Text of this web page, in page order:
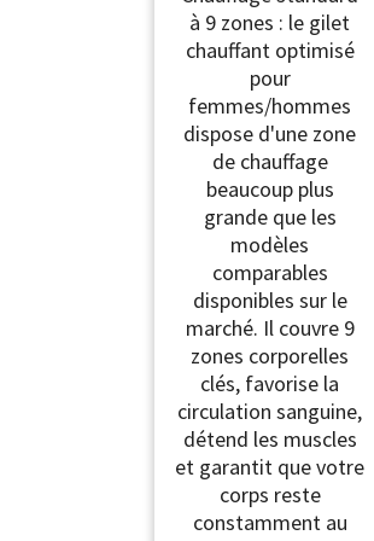
à 9 zones : le gilet
chauffant optimisé
pour
femmes/hommes
dispose d'une zone
de chauffage
beaucoup plus
grande que les
modèles
comparables
disponibles sur le
marché. Il couvre 9
zones corporelles
clés, favorise la
circulation sanguine,
détend les muscles
et garantit que votre
corps reste
constamment au